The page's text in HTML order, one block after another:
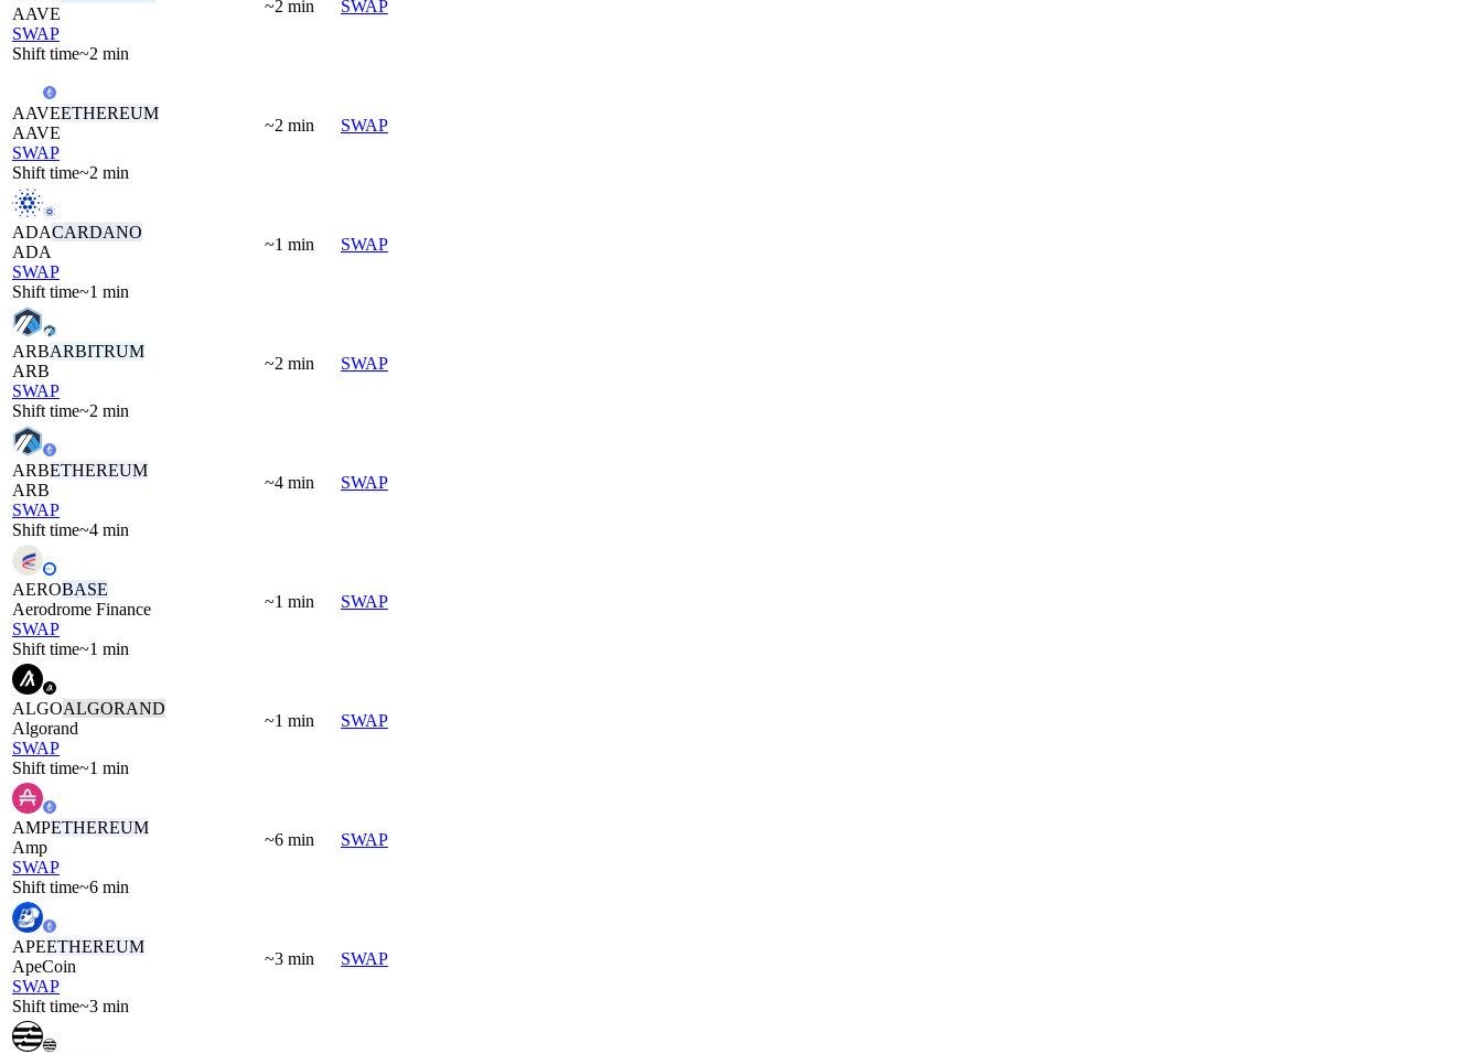
AAVE
SWAP
Shift time~2 min
~2 min SWAP
AAVEETHEREUM
AAVE
SWAP
Shift time~2 min
~2 min SWAP
ADACARDANO
ADA
SWAP
Shift time~1 min
~1 min SWAP
ARBARBITRUM
ARB
SWAP
Shift time~2 min
~2 min SWAP
ARBETHEREUM
ARB
SWAP
Shift time~4 min
~4 min SWAP
AEROBASE
Aerodrome Finance
SWAP
Shift time~1 min
~1 min SWAP
ALGOALGORAND
Algorand
SWAP
Shift time~1 min
~1 min SWAP
AMPETHEREUM
Amp
SWAP
Shift time~6 min
~6 min SWAP
APEETHEREUM
ApeCoin
SWAP
Shift time~3 min
~3 min SWAP